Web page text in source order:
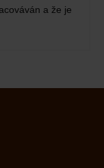
a že je